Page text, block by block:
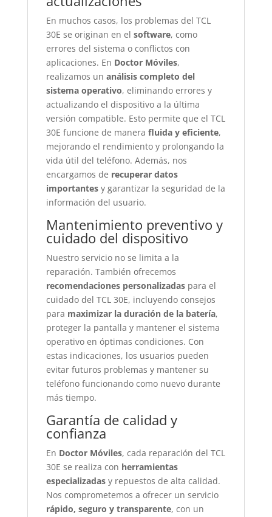
En muchos casos, los problemas del TCL
30E se originan en el software, como
errores del sistema o conflictos con
aplicaciones. En Doctor Móviles,
realizamos un análisis completo del
sistema operativo, eliminando errores y
actualizando el dispositivo a la última
versión compatible. Esto permite que el TCL
30E funcione de manera fluida y eficiente,
mejorando el rendimiento y prolongando la
vida útil del teléfono. Además, nos
encargamos de recuperar datos
importantesy garantizar la seguridad de la
información del usuario.
Mantenimiento preventivo y
cuidado del dispositivo
Nuestro servicio no se limita a la
reparación. También ofrecemos
recomendaciones personalizadaspara el
cuidado del TCL 30E, incluyendo consejos
para maximizar la duración de la batería,
proteger la pantalla y mantener el sistema
operativo en óptimas condiciones. Con
estas indicaciones, los usuarios pueden
evitar futuros problemas y mantener su
teléfono funcionando como nuevo durante
más tiempo.
Garantía de calidad y
confianza
En Doctor Móviles, cada reparación del TCL
30E se realiza con herramientas
especializadasy repuestos de alta calidad.
Nos comprometemos a ofrecer un servicio
rápido, seguro y transparente, con un